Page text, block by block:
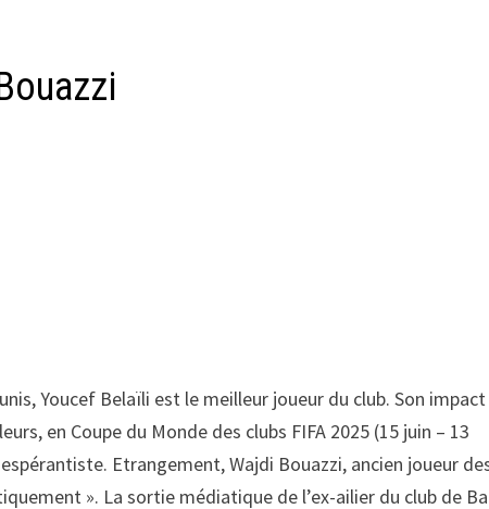
Youcef Belaïli est le meilleur joueur du club. Son impact
en Coupe du Monde des clubs FIFA 2025 (15 juin – 13
Etrangement, Wajdi Bouazzi, ancien joueur
». La sortie médiatique de l’ex-ailier du club de